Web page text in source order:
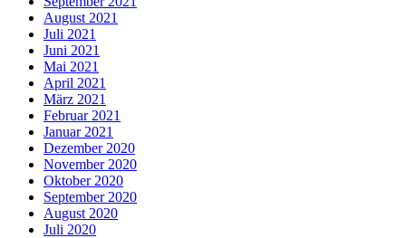
August 2021
Juli 2021
Juni 2021
Mai 2021
April 2021
März 2021
Februar 2021
Januar 2021
Dezember 2020
November 2020
Oktober 2020
September 2020
August 2020
Juli 2020